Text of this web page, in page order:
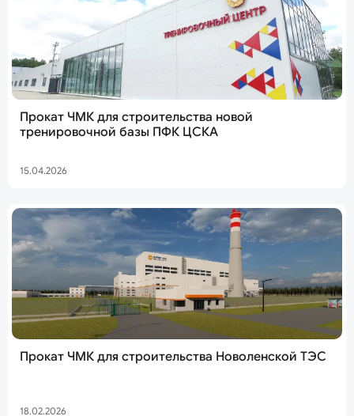
Прокат ЧМК для строительства новой
тренировочной базы ПФК ЦСКА
15.04.2026
Прокат ЧМК для строительства Новоленской ТЭС
18.02.2026